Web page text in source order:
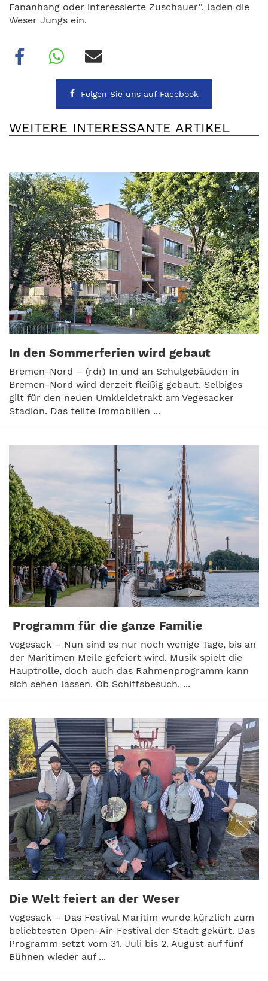
Fananhang oder interessierte Zuschauer“, laden die
Weser Jungs ein.
Folgen Sie uns auf Facebook
WEITERE INTERESSANTE ARTIKEL
In den Sommerferien wird gebaut
Bremen-Nord – (rdr) In und an Schulgebäuden in
Bremen-Nord wird derzeit fleißig gebaut. Selbiges
gilt für den neuen Umkleidetrakt am Vegesacker
Stadion. Das teilte Immobilien ...
Programm für die ganze Familie
Vegesack – Nun sind es nur noch wenige Tage, bis an
der Maritimen Meile gefeiert wird. Musik spielt die
Hauptrolle, doch auch das Rahmenprogramm kann
sich sehen lassen. Ob Schiffsbesuch, ...
Die Welt feiert an der Weser
Vegesack – Das Festival Maritim wurde kürzlich zum
beliebtesten Open-Air-Festival der Stadt gekürt. Das
Programm setzt vom 31. Juli bis 2. August auf fünf
Bühnen wieder auf ...